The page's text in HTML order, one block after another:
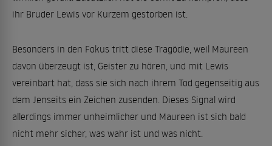
ihr Bruder Lewis vor Kurzem gestorben ist.
Besonders in den Fokus tritt diese Tragödie, weil Maureen
davon überzeugt ist, Geister zu hören, und mit Lewis
vereinbart hat, dass sie sich nach ihrem Tod gegenseitig aus
dem Jenseits ein Zeichen zusenden. Dieses Signal wird
allerdings immer unheimlicher und Maureen ist sich bald
nicht mehr sicher, was wahr ist und was nicht.